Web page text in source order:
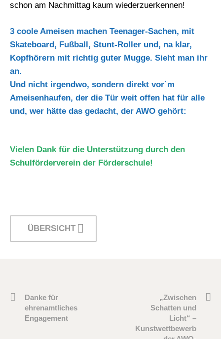
schon am Nachmittag kaum wiederzuerkennen!
3 coole Ameisen machen Teenager-Sachen, mit
Skateboard, Fußball, Stunt-Roller und, na klar,
Kopfhörern mit richtig guter Mugge. Sieht man ihr
an.
Und nicht irgendwo, sondern direkt vor`m
Ameisenhaufen, der die Tür weit offen hat für alle
und, wer hätte das gedacht, der AWO gehört:
Vielen Dank für die Unterstützung durch den
Schulförderverein der Förderschule!
ÜBERSICHT
Danke für
ehrenamtliches
Engagement
„Zwischen
Schatten und
Licht“ –
Kunstwettbewerb